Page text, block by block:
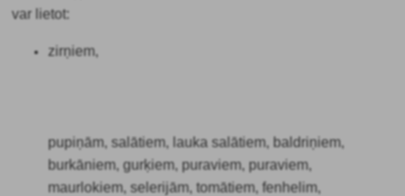
var lietot:
zirņiem,
pupiņām, salātiem, lauka salātiem, baldriņiem,
burkāniem, gurķiem, puraviem, puraviem,
maurlokiem, selerijām, tomātiem, fenhelim,